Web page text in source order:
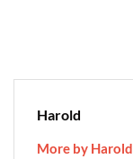
Harold
More by Harold